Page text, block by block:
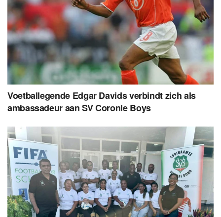
Voetballegende Edgar Davids verbindt zich als
ambassadeur aan SV Coronie Boys